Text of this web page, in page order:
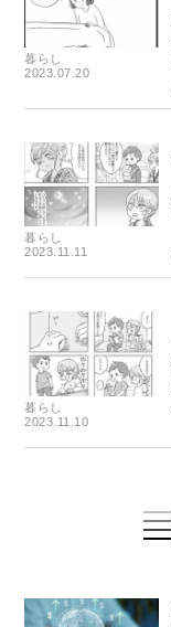
暮らし
2023.07.20
暮らし
2023.11.11
暮らし
2023.11.10